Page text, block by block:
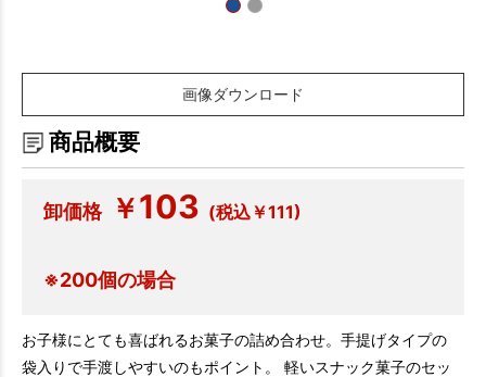
画像ダウンロード
商品概要
卸価格 ￥103 (税込￥111)
※200個の場合
お子様にとても喜ばれるお菓子の詰め合わせ。手提げタイプの
袋入りで手渡しやすいのもポイント。 軽いスナック菓子のセッ